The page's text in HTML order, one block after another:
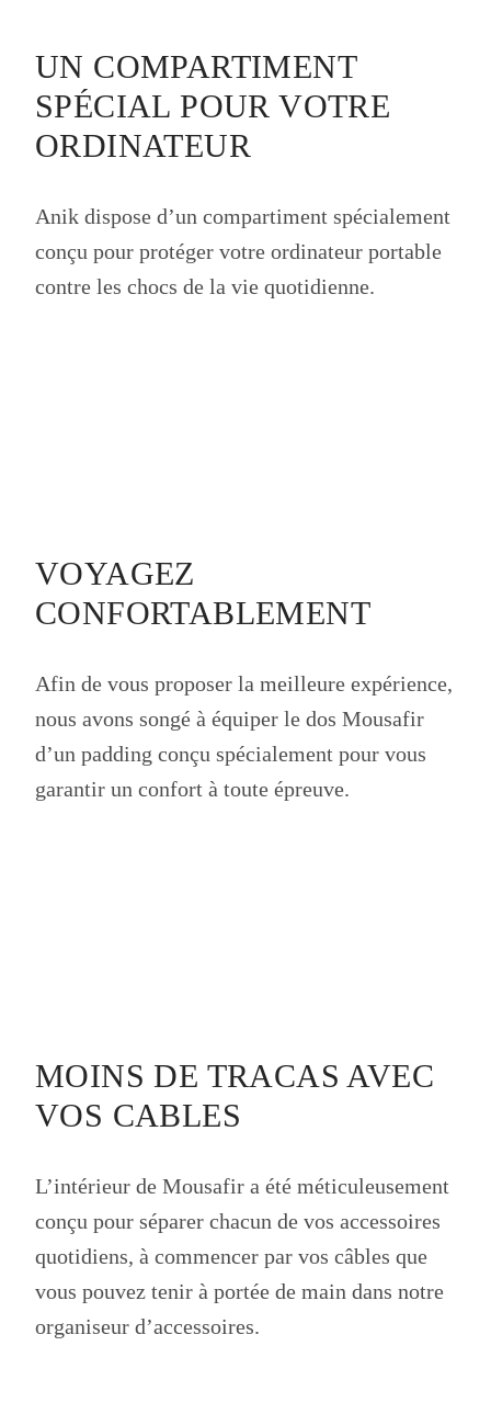
UN COMPARTIMENT
SPÉCIAL POUR VOTRE
ORDINATEUR
Anik dispose d’un compartiment spécialement
conçu pour protéger votre ordinateur portable
contre les chocs de la vie quotidienne.
VOYAGEZ
CONFORTABLEMENT
Afin de vous proposer la meilleure expérience,
nous avons songé à équiper le dos Mousafir
d’un padding conçu spécialement pour vous
garantir un confort à toute épreuve.
MOINS DE TRACAS AVEC
VOS CABLES
L’intérieur de Mousafir a été méticuleusement
conçu pour séparer chacun de vos accessoires
quotidiens, à commencer par vos câbles que
vous pouvez tenir à portée de main dans notre
organiseur d’accessoires.